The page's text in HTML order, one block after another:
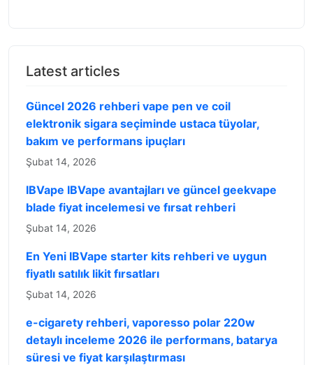
Latest articles
Güncel 2026 rehberi vape pen ve coil
elektronik sigara seçiminde ustaca tüyolar,
bakım ve performans ipuçları
Şubat 14, 2026
IBVape IBVape avantajları ve güncel geekvape
blade fiyat incelemesi ve fırsat rehberi
Şubat 14, 2026
En Yeni IBVape starter kits rehberi ve uygun
fiyatlı satılık likit fırsatları
Şubat 14, 2026
e-cigarety rehberi, vaporesso polar 220w
detaylı inceleme 2026 ile performans, batarya
süresi ve fiyat karşılaştırması